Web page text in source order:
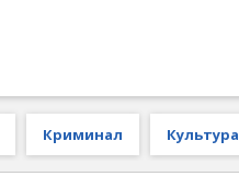
Криминал Культура